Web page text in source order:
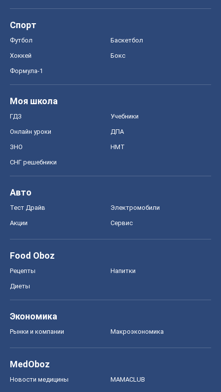
Спорт
Футбол Баскетбол
Хоккей Бокс
Формула-1
Моя школа
ГДЗ Учебники
Онлайн уроки ДПА
ЗНО НМТ
СНГ решебники
Авто
Тест Драйв Электромобили
Акции Сервис
Food Oboz
Рецепты Напитки
Диеты
Экономика
Рынки и компании Mакроэкономика
MedOboz
Новости медицины MAMACLUB